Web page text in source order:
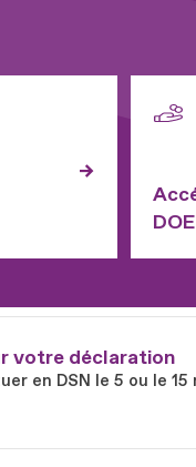
votre déclaration
en DSN le 5 ou le 15